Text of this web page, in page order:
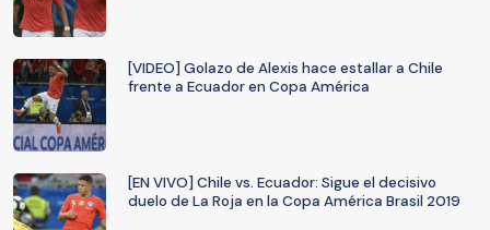
[VIDEO] Golazo de Alexis hace estallar a Chile
frente a Ecuador en Copa América
[EN VIVO] Chile vs. Ecuador: Sigue el decisivo
duelo de La Roja en la Copa América Brasil 2019